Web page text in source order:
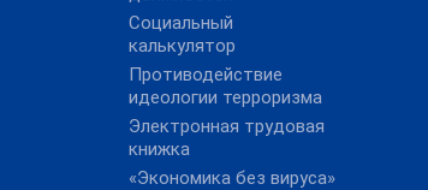
Социальный
калькулятор
Противодействие
идеологии терроризма
Электронная трудовая
книжка
«Экономика без вируса»